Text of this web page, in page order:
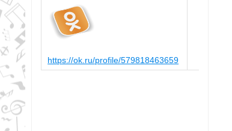
https://ok.ru/profile/579818463659